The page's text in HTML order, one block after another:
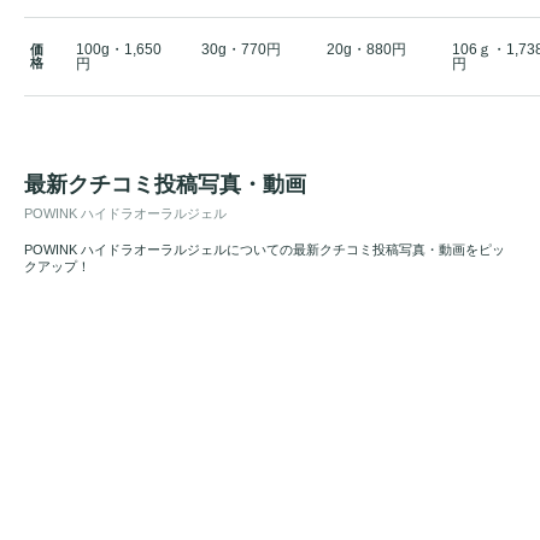
価
格
100g・1,650
円
30g・770円 20g・880円
106ｇ・
円
最新クチコミ投稿写真・動画
POWINK ハイドラオーラルジェル
POWINK ハイドラオーラルジェルについての最新クチコミ投稿写真・動画をピッ
クアップ！